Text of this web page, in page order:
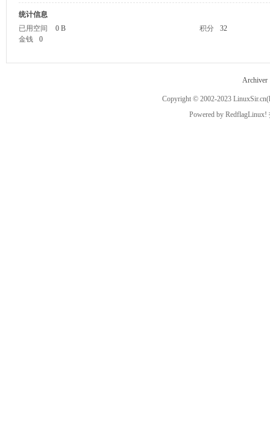
统计信息
已用空间
0 B 积分
32
金钱
0
Archiver
Copyright © 2002-2023 LinuxSir.cn
Powered by RedflagLinux!